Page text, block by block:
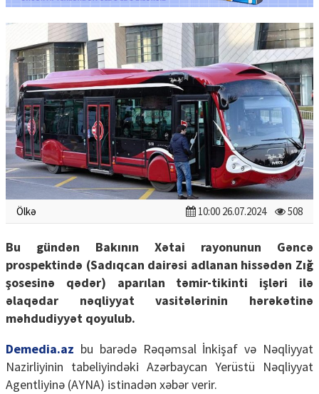
Ölkə 10:00 26.07.2024 508
Bu gündən Bakının Xətai rayonunun Gəncə
prospektində (Sadıqcan dairəsi adlanan hissədən Zığ
şosesinə qədər) aparılan təmir-tikinti işləri ilə
əlaqədar nəqliyyat vasitələrinin hərəkətinə
məhdudiyyət qoyulub.
Demedia.az bu barədə Rəqəmsal İnkişaf və Nəqliyyat
Nazirliyinin tabeliyindəki Azərbaycan Yerüstü Nəqliyyat
Agentliyinə (AYNA) istinadən xəbər verir.